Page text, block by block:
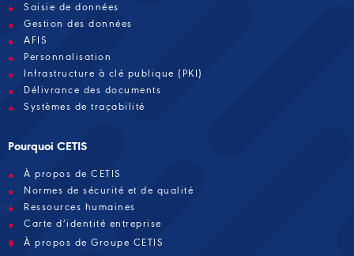
Saisie de données
Gestion des données
AFIS
Personnalisation
Infrastructure à clé publique (PKI)
Délivrance des documents
Systèmes de traçabilité
Pourquoi CETIS
À propos de CETIS
Normes de sécurité et de qualité
Ressources humaines
Carte d’identité entreprise
À propos de Groupe CETIS